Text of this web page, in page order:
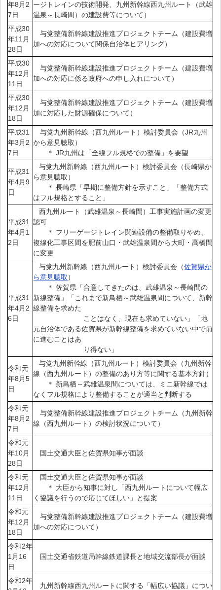
年8月2
7日
ージトレインの技術開発、九州新幹線西九州ルート（武雄
温泉～長崎間）の建設費等について）
平成30
年11月
28日
与党整備新幹線建設推進プロジェクトチーム（建設費増
加への対応について関係自治体ヒアリング）
平成30
年12月
11日
与党整備新幹線建設推進プロジェクトチーム（建設費増
加への対応に係る政府への申し入れについて）
平成30
年12月
18日
与党整備新幹線建設推進プロジェクトチーム（建設費増
加に対応した財源確保について）
平成31
年3月2
7日
与党九州新幹線（西九州ルート）検討委員会（JR九州
から意見聴取）
＊ JR九州は「全線フル規格での整備」を要望
平成31
年4月9
日
与党九州新幹線（西九州ルート）検討委員会（長崎県か
ら意見聴取）
＊ 長崎県「早期に整備方針を示すこと」「整備方式
はフル規格とすること」
平成31
年4月1
2日
西九州ルート（武雄温泉～長崎間）工事実施計画の変更
認可
＊ フリーゲージトレイン関連設備の整備取りやめ、
複線化工事区間を肥前山口・武雄温泉間から大町・高橋間
に変更
平成31
年4月2
6日
与党九州新幹線（西九州ルート）検討委員会（佐賀県か
ら意見聴取 ）
＊ 佐賀県「合意してきたのは、武雄温泉～長崎間の
新線整備」「これまで新鳥栖～武雄温泉間について、新幹
線整備を求めた
ことはなく、現在も求めていない」「地
元自治体である佐賀県が新幹線整備を求めていない中で前
に進むことはあ
り得ない」
令和元
年8月5
日
与党九州新幹線（西九州ルート）検討委員会（九州新幹
線（西九州ルート）の整備のあり方等に関する基本方針）
＊ 新鳥栖～武雄温泉間については、ミニ新幹線では
なくフル規格により整備することが適当と判断する
令和元
年8月2
7日
与党整備新幹線建設推進プロジェクトチーム（九州新幹
線（西九州ルート）の検討状況について）
令和元
年10月
28日
国土交通大臣と佐賀県知事が面談
令和元
年12月
11日
国土交通大臣と佐賀県知事が面談
＊ 大臣から知事に対し「西九州ルートについて幅広
く協議を行うので応じてほしい」と提案
令和元
年12月
18日
与党整備新幹線建設推進プロジェクトチーム（建設費増
加への対応について）
令和2年
1月16
日
国土交通省鉄道局幹線鉄道課長と地域交流部長が面談
令和2年
九州新幹線西九州ルートに関する「幅広い協議」につい